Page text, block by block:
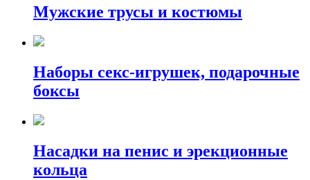
Мужские трусы и костюмы
Наборы секс-игрушек, подарочные
боксы
Насадки на пенис и эрекционные
кольца